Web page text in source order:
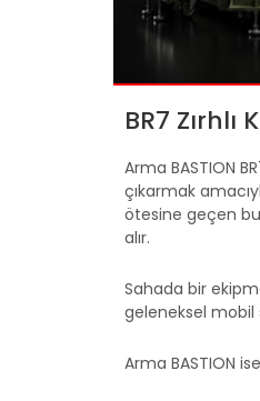
BR7
Arma BASTION
çıkarmak
ötesine geçen
alır.
Sahada bir
geleneksel mobil
Arma BASTION